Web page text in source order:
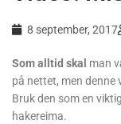
8 september, 2017
Som alltid skal man
på nettet, men
Bruk den som en
hakereima.